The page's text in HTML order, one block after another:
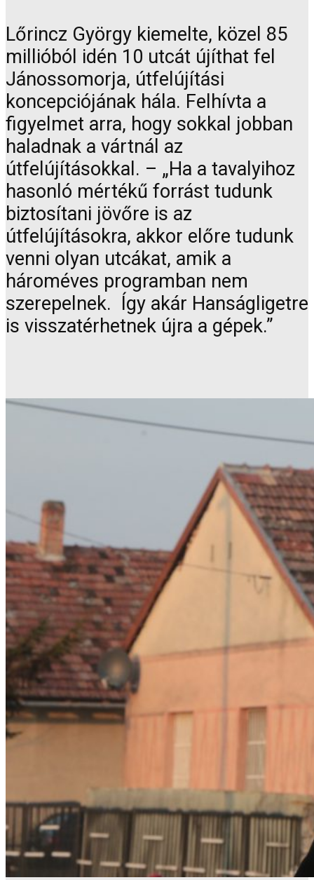
Lőrincz György kiemelte, közel 85
millióból idén 10 utcát újíthat fel
Jánossomorja, útfelújítási
koncepciójának hála. Felhívta a
figyelmet arra, hogy sokkal jobban
haladnak a vártnál az
útfelújításokkal. – „Ha a tavalyihoz
hasonló mértékű forrást tudunk
biztosítani jövőre is az
útfelújításokra, akkor előre tudunk
venni olyan utcákat, amik a
hároméves programban nem
szerepelnek. Így akár Hanságligetre
is visszatérhetnek újra a gépek.”